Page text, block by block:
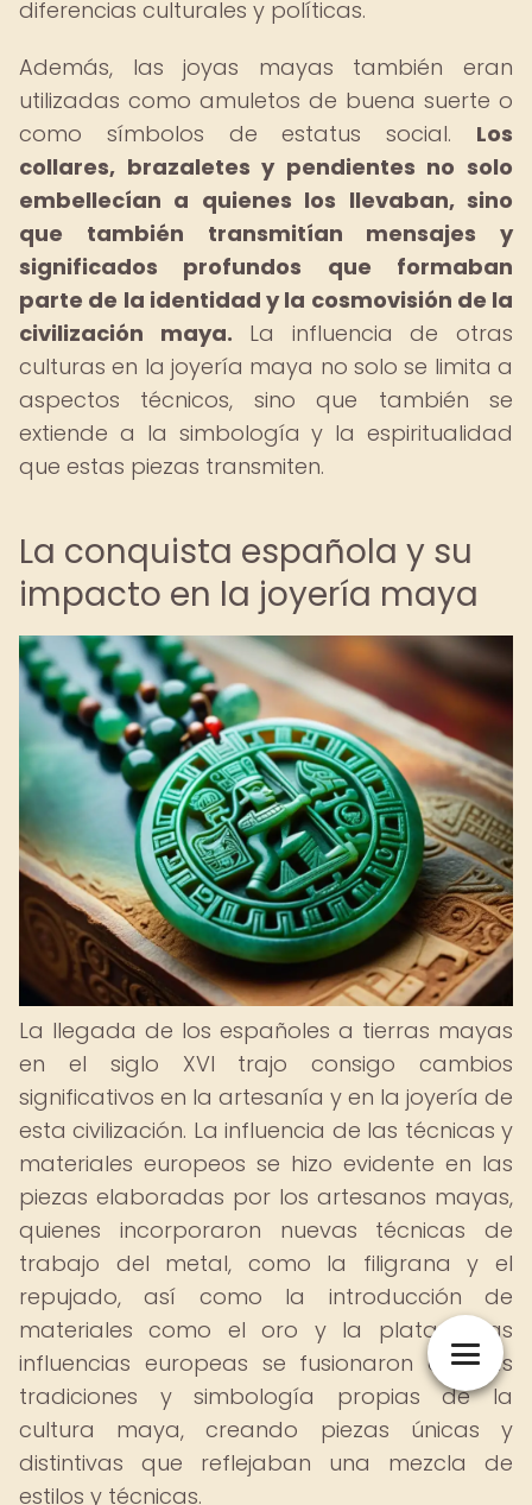
diferencias culturales y políticas.
Además, las joyas mayas también eran
utilizadas como amuletos de buena suerte o
como símbolos de estatus social. Los
collares, brazaletes y pendientes no solo
embellecían a quienes los llevaban, sino
que también transmitían mensajes y
significados profundos que formaban
parte de la identidad y la cosmovisión de la
civilización maya. La influencia de otras
culturas en la joyería maya no solo se limita a
aspectos técnicos, sino que también se
extiende a la simbología y la espiritualidad
que estas piezas transmiten.
La conquista española y su
impacto en la joyería maya
La llegada de los españoles a tierras mayas
en el siglo XVI trajo consigo cambios
significativos en la artesanía y en la joyería de
esta civilización. La influencia de las técnicas y
materiales europeos se hizo evidente en las
piezas elaboradas por los artesanos mayas,
quienes incorporaron nuevas técnicas de
trabajo del metal, como la filigrana y el
repujado, así como la introducción de
materiales como el oro y la plata. Estas
influencias europeas se fusionaron con las
tradiciones y simbología propias de la
cultura maya, creando piezas únicas y
distintivas que reflejaban una mezcla de
estilos y técnicas.